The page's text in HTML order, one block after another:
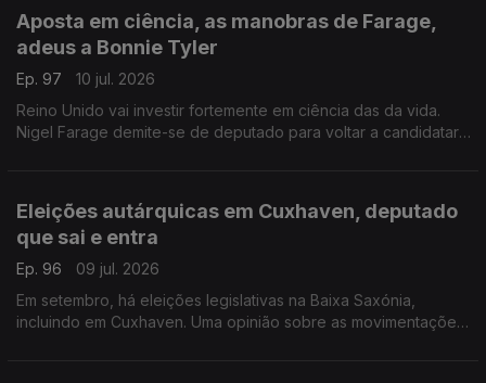
Aposta em ciência, as manobras de Farage,
adeus a Bonnie Tyler
Ep. 97
10 jul. 2026
Reino Unido vai investir fortemente em ciência das da vida.
Nigel Farage demite-se de deputado para voltar a candidatar-
Eleições autárquicas em Cuxhaven, deputado
que sai e entra
Ep. 96
09 jul. 2026
Em setembro, há eleições legislativas na Baixa Saxónia,
incluindo em Cuxhaven. Uma opinião sobre as movimentações